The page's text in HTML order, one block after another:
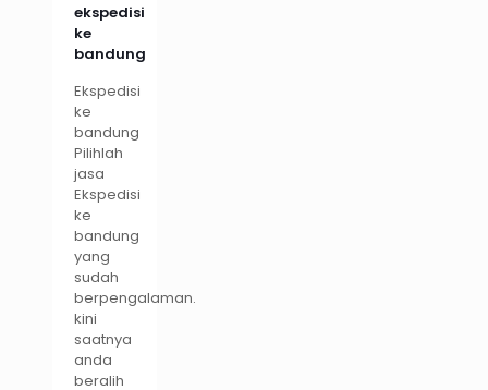
ekspedisi
ke
bandung
Ekspedisi
ke
bandung
Pilihlah
jasa
Ekspedisi
ke
bandung
yang
sudah
berpengalaman.
kini
saatnya
anda
beralih